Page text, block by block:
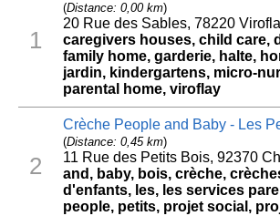
1
(Distance: 0,00 km)
20 Rue des Sables, 78220
caregivers houses, child care,
family home, garderie, halte,
jardin, kindergartens, micro-
parental home, viroflay
2
Crèche People and Baby - Les
(Distance: 0,45 km)
11 Rue des Petits Bois, 92370
and, baby, bois, crèche,
d'enfants, les, les services
people, petits, projet social,